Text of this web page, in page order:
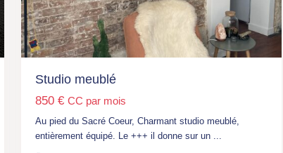
Studio meublé
850 € CC par mois
Au pied du Sacré Coeur, Charmant studio meublé,
entièrement équipé. Le +++ il donne sur un ...
Paris,
M°
Place
Monge,